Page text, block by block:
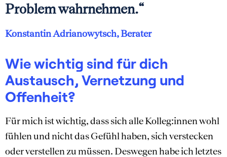
Problem wahrnehmen.“
Konstantin Adrianowytsch, Berater
Wie wichtig sind für dich
Austausch, Vernetzung und
Offenheit?
Für mich ist wichtig, dass sich alle Kolleg:innen wohl
fühlen und nicht das Gefühl haben, sich verstecken
oder verstellen zu müssen. Deswegen habe ich letztes